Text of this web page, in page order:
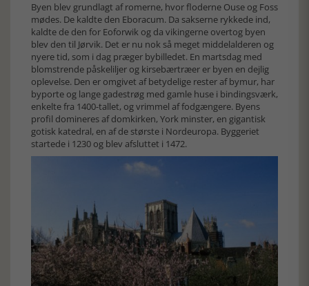
Byen blev grundlagt af romerne, hvor floderne Ouse og Foss
mødes. De kaldte den Eboracum. Da sakserne rykkede ind,
kaldte de den for Eoforwik og da vikingerne overtog byen
blev den til Jørvik. Det er nu nok så meget middelalderen og
nyere tid, som i dag præger bybilledet. En martsdag med
blomstrende påskeliljer og kirsebærtræer er byen en dejlig
oplevelse. Den er omgivet af betydelige rester af bymur, har
byporte og lange gadestrøg med gamle huse i bindingsværk,
enkelte fra 1400-tallet, og vrimmel af fodgængere. Byens
profil domineres af domkirken, York minster, en gigantisk
gotisk katedral, en af de største i Nordeuropa. Byggeriet
startede i 1230 og blev afsluttet i 1472.